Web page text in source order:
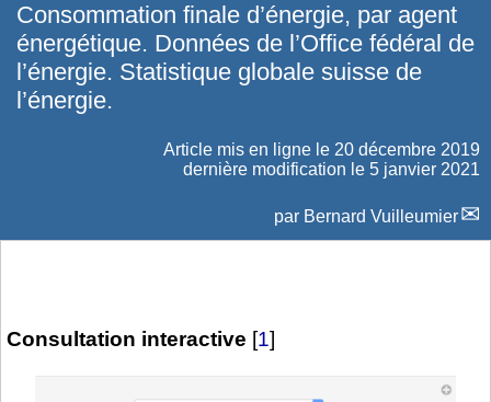
Consommation finale d’énergie, par agent
énergétique. Données de l’Office fédéral de
l’énergie. Statistique globale suisse de
l’énergie.
Article mis en ligne le 20 décembre 2019
dernière modification le 5 janvier 2021
par Bernard Vuilleumier
Consultation interactive [1]